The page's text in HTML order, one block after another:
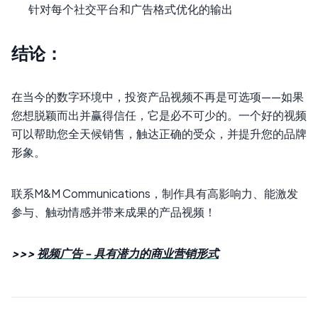
针对每个社交平台和广告格式优化的输出
结论：
在当今的数字环境中，投资产品视频不再是可选项——如果
您想脱颖而出并赢得信任，它是必不可少的。一个好的视频
可以帮助您全天候销售，触达正确的受众，并提升您的品牌
形象。
联系M&M Communications，制作具有高影响力、能激发
参与、触动情感并带来成果的产品视频！
>>>视频广告 - 具有潜力的商业营销形式